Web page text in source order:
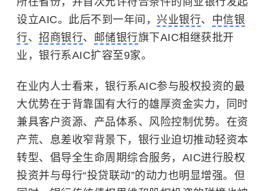
设立AIC。此后不到一年间， 兴业银行、 中信银
行、 招商银行、 邮储银行旗下AIC相继获批开
业，银行系AIC扩容至9家。
在业内人士看来，银行系AIC参与股权投资的最
大优势在于背靠国有大行的雄厚资金实力，同时
兼具客户资源、产品体系、风险控制优势。在资
产荒、息差收窄背景下，银行业迫切推动轻资本
转型、倡导全生命周期综合服务，AIC进行股权
投资并与母行“投贷联动”的动力也明显增强。但